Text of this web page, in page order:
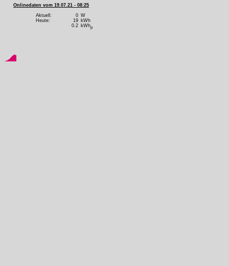
Onlinedaten vom 19.07.21 - 08:25
Aktuell:
Heute:
0
19
0.2
W
kWh
kWhp